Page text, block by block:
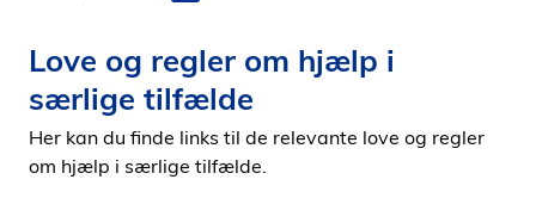
Love og regler om hjælp i
særlige tilfælde
Her kan du finde links til de relevante love og regler
om hjælp i særlige tilfælde.